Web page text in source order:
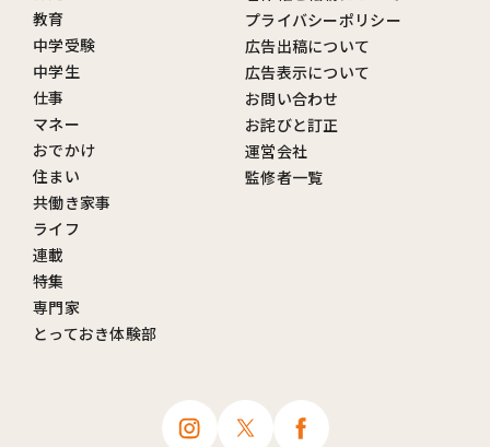
教育
中学受験
中学生
仕事
マネー
おでかけ
住まい
共働き家事
ライフ
連載
特集
専門家
とっておき体験部
プライバシーポリシー
広告出稿について
広告表示について
お問い合わせ
お詫びと訂正
運営会社
監修者一覧